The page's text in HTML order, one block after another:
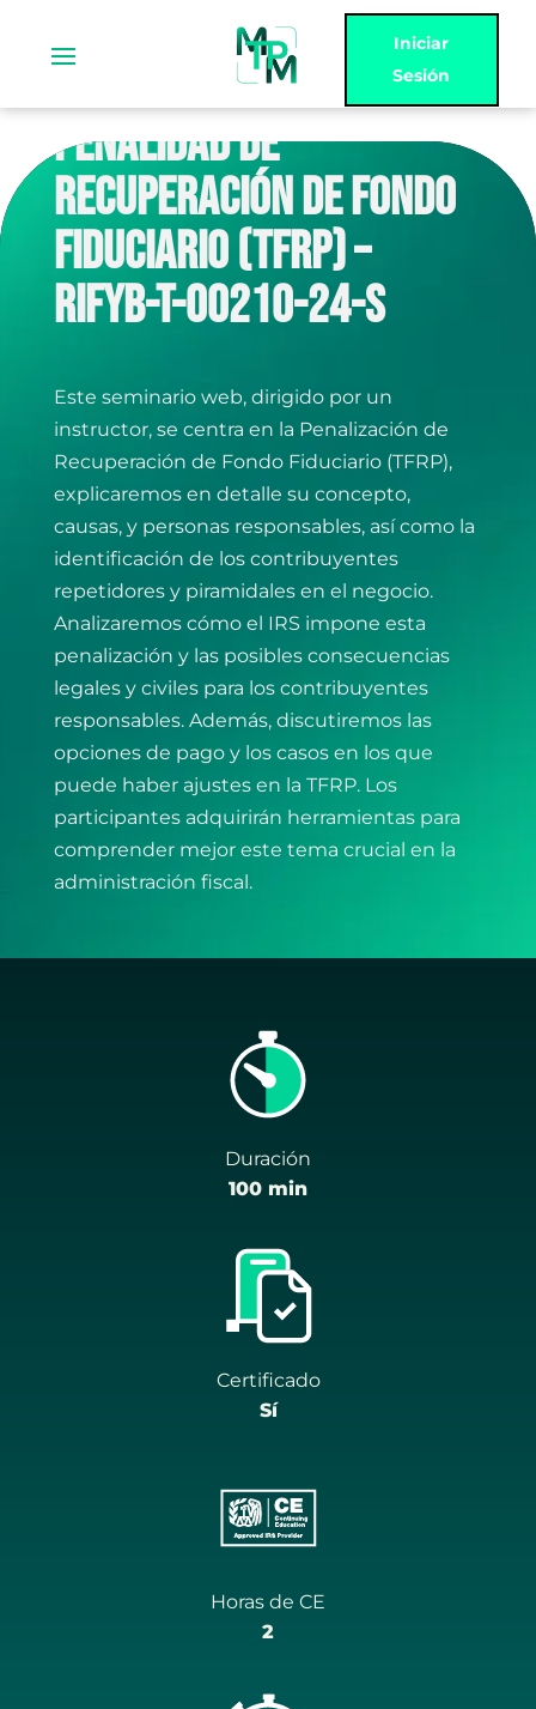
Iniciar
Sesión
PENALIDAD DE
RECUPERACIÓN DE FONDO
FIDUCIARIO (TFRP) –
RIFYB-T-00210-24-S
Este seminario web, dirigido por un
instructor, se centra en la Penalización de
Recuperación de Fondo Fiduciario (TFRP),
explicaremos en detalle su concepto,
causas, y personas responsables, así como la
identificación de los contribuyentes
repetidores y piramidales en el negocio.
Analizaremos cómo el IRS impone esta
penalización y las posibles consecuencias
legales y civiles para los contribuyentes
responsables. Además, discutiremos las
opciones de pago y los casos en los que
puede haber ajustes en la TFRP. Los
participantes adquirirán herramientas para
comprender mejor este tema crucial en la
administración fiscal.
Duración
100 min
Certificado
Sí
Horas de CE
2